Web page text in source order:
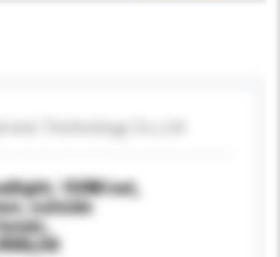
150W/set,
outside